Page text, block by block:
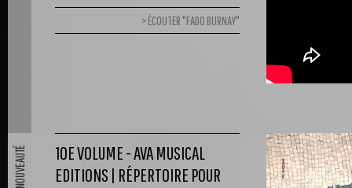
ÉCOUTER "FADO BURNAY"
10E VOLUME - AVA MUSICAL
EDITIONS | RÉPERTOIRE POUR